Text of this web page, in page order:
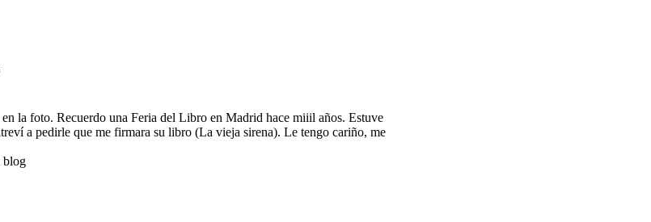
la foto. Recuerdo una Feria del Libro en Madrid hace miiil años. Estuve
a pedirle que me firmara su libro (La vieja sirena). Le tengo cariño, me
blog